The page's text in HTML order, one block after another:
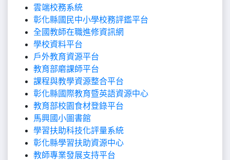
雲端校務系統
彰化縣國民中小學校務評鑑平台
全國教師在職進修資訊網
學校資料平台
戶外教育資源平台
教育部磨課師平台
課程與教學資源整合平台
彰化縣國際教育暨英語資源中心
教育部校園食材登錄平台
馬興國小圖書館
學習扶助科技化評量系統
彰化縣學習扶助資源中心
教師專業發展支持平台